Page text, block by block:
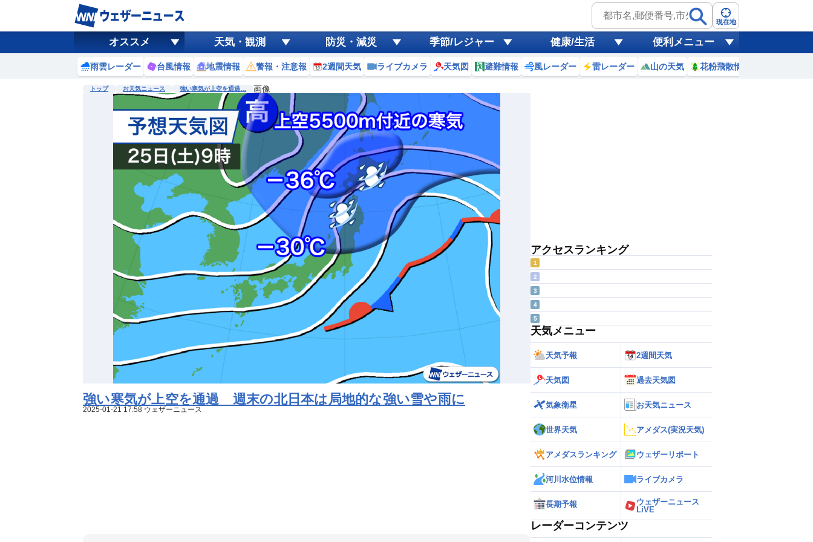
現在地
オススメ 天気・観測 防災・減災 季節/レジャー 健康/生活 便利メニュー
雨雲レーダー 台風情報 地震情報 警報・注意報 2週間天気 ライブカメラ 天気図 避難情報 風レーダー 雷レーダー 山の天気 花粉飛散情報
トップ お天気ニュース 強い寒気が上空を通過… 画像
強い寒気が上空を通過 週末の北日本は局地的な強い雪や雨に
2025-01-21 17:58 ウェザーニュース
アクセスランキング
1
2
3
4
5
天気メニュー
天気予報 2週間天気
天気図 過去天気図
気象衛星 お天気ニュース
世界天気 アメダス(実況天気)
アメダスランキング ウェザーリポート
河川水位情報 ライブカメラ
長期予報
ウェザーニュース
LiVE
レーダーコンテンツ